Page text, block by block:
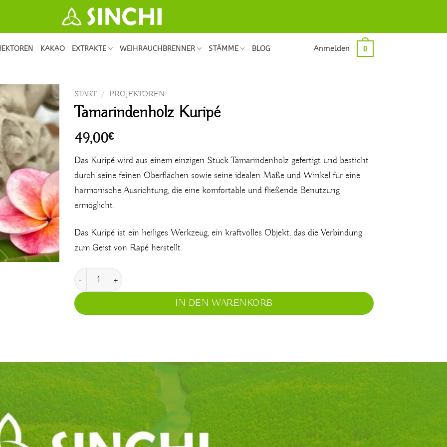
KAKAO EXTRAKTE WEIHRAUCHBRENNER STÄMME BLOG Anmelden 0
START / PROJEKTOREN
Tamarindenholz Kuripé
49,00€
Das Kuripé wird aus einem einzigen Stück Tamarindenholz gefertigt und besticht
durch seine feinen Oberflächen sowie seine idealen Maße und Winkel für eine
harmonische Ausrichtung, die eine komfortable und fließende Benutzung
ermöglicht.
Das Kuripé ist ein heiliges Werkzeug, ein kraftvolles Objekt, das die Verbindung
zum Geist von Rapé herstellt.
Tamarindenholz Kuripé Menge
IN DEN WARENKORB